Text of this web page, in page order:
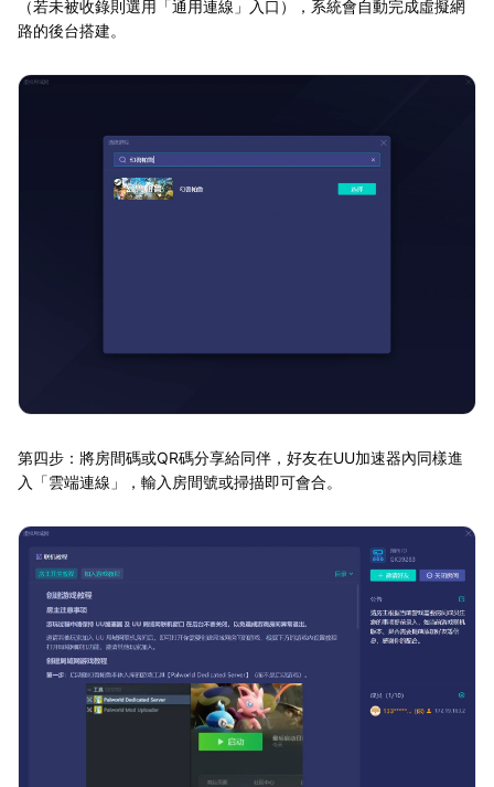
（若未被收錄則選用「通用連線」入口），系統會自動完成虛擬網
路的後台搭建。
第四步：將房間碼或QR碼分享給同伴，好友在UU加速器內同樣進
入「雲端連線」，輸入房間號或掃描即可會合。